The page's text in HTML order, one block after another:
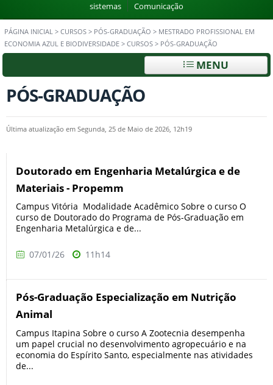
sistemas
Comunicação
PÁGINA INICIAL > CURSOS > PÓS-GRADUAÇÃO > MESTRADO PROFISSIONAL EM
ECONOMIA AZUL E BIODIVERSIDADE > CURSOS > PÓS-GRADUAÇÃO
MENU
PÓS-GRADUAÇÃO
Última atualização em Segunda, 25 de Maio de 2026, 12h19
Doutorado em Engenharia Metalúrgica e de
Materiais - Propemm
Campus Vitória Modalidade Acadêmico Sobre o curso O
curso de Doutorado do Programa de Pós-Graduação em
Engenharia Metalúrgica e de...
07/01/26 11h14
Pós-Graduação Especialização em Nutrição
Animal
Campus Itapina Sobre o curso A Zootecnia desempenha
um papel crucial no desenvolvimento agropecuário e na
economia do Espírito Santo, especialmente nas atividades
de...